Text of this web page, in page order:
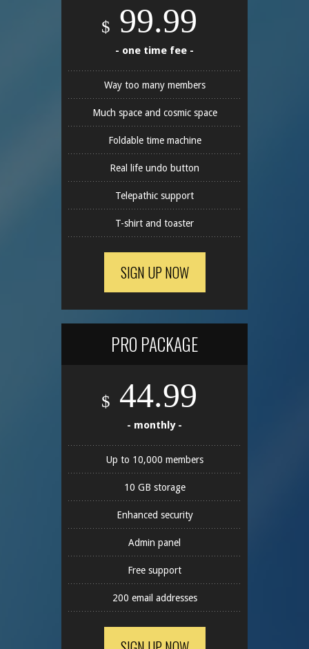
$ 99.99
- one time fee -
Way too many members
Much space and cosmic space
Foldable time machine
Real life undo button
Telepathic support
T-shirt and toaster
SIGN UP NOW
PRO PACKAGE
$ 44.99
- monthly -
Up to 10,000 members
10 GB storage
Enhanced security
Admin panel
Free support
200 email addresses